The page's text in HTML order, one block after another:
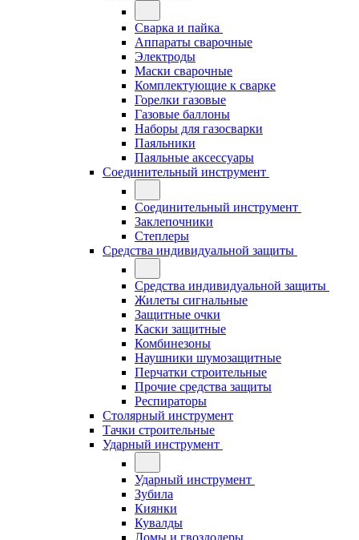
Сварка и пайка
Аппараты сварочные
Электроды
Маски сварочные
Комплектующие к сварке
Горелки газовые
Газовые баллоны
Наборы для газосварки
Паяльники
Паяльные аксессуары
Соединительный инструмент
Соединительный инструмент
Заклепочники
Степлеры
Средства индивидуальной защиты
Средства индивидуальной защиты
Жилеты сигнальные
Защитные очки
Каски защитные
Комбинезоны
Наушники шумозащитные
Перчатки строительные
Прочие средства защиты
Респираторы
Столярный инструмент
Тачки строительные
Ударный инструмент
Ударный инструмент
Зубила
Киянки
Кувалды
Ломы и гвоздодеры